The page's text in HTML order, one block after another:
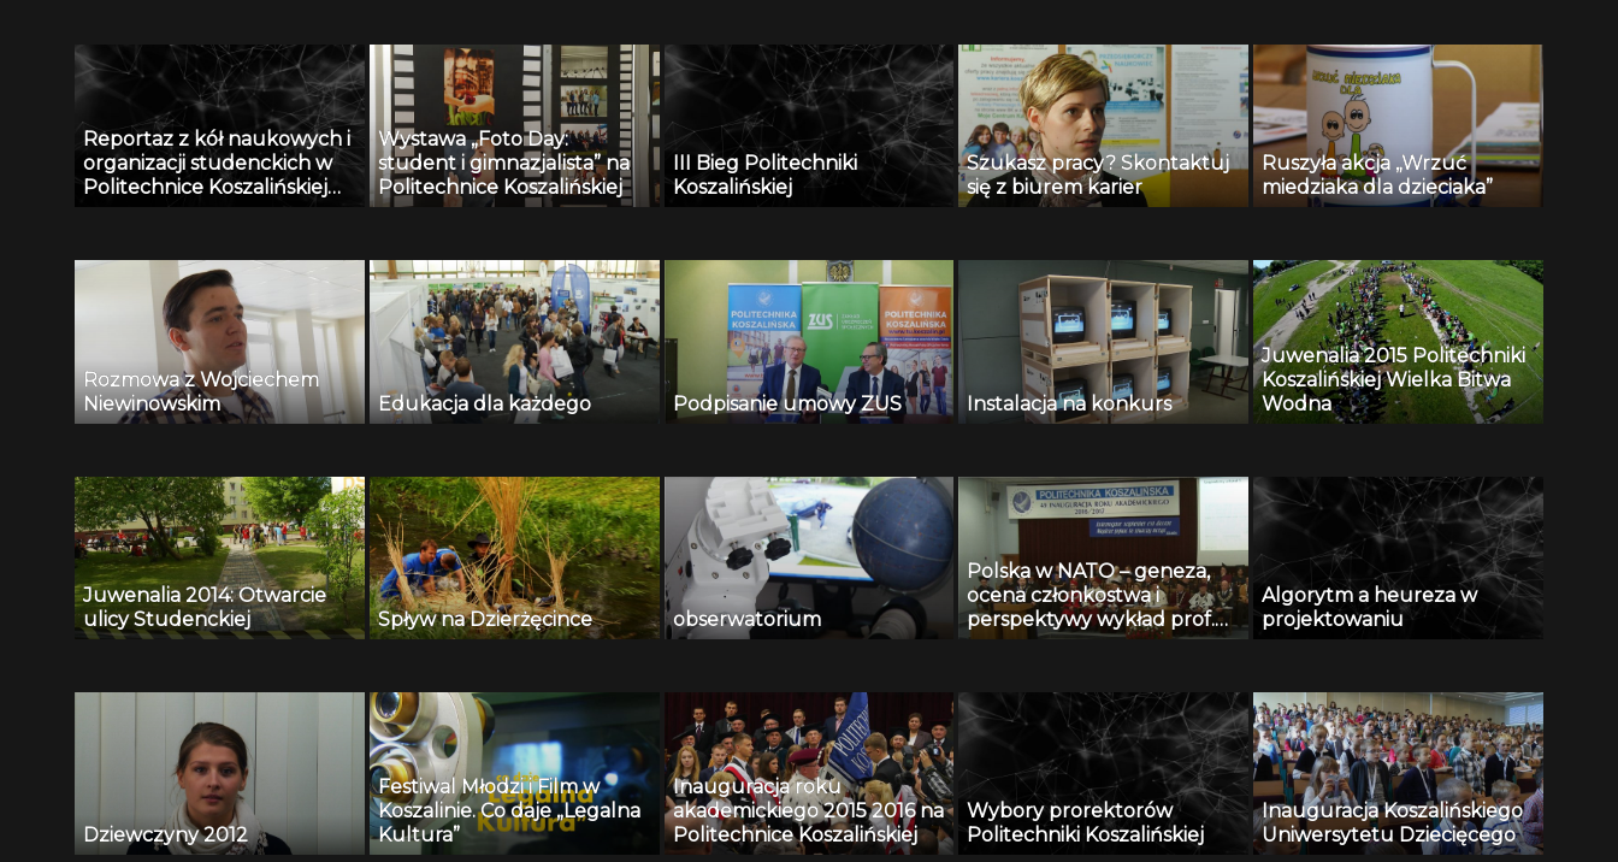
Reportaz z kół naukowych i
organizacji studenckich w
Politechnice Koszalińskiej
Wystawa „Foto Day:
student i gimnazjalista” na
Politechnice Koszalińskiej
III Bieg Politechniki
Koszalińskiej
Szukasz pracy? Skontaktuj
się z biurem karier
Ruszyła akcja „Wrzuć
miedziaka dla dzieciaka”
Rozmowa z Wojciechem
Niewinowskim
Edukacja dla każdego Podpisanie umowy ZUS Instalacja na konkurs
Juwenalia 2015 Politechniki
Koszalińskiej Wielka Bitwa
Wodna
Juwenalia 2014: Otwarcie
ulicy Studenckiej
Spływ na Dzierżęcince obserwatorium
Polska w NATO – geneza,
ocena członkostwa i
perspektywy wykład prof.
Michała Polaka
akademicki 2016 2017 na
Politechnice Koszalińskiej
Algorytm a heureza w
projektowaniu
Dziewczyny 2012
Festiwal Młodzi i Film w
Koszalinie. Co daje „Legalna
Kultura”
Inauguracja roku
akademickiego 2015 2016 na
Politechnice Koszalińskiej
Wybory prorektorów
Politechniki Koszalińskiej
Inauguracja Koszalińskiego
Uniwersytetu Dziecięcego